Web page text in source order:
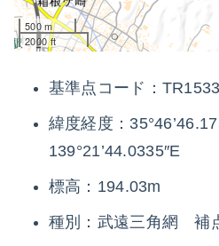
500 m
2000 ft
基準点コード：
緯度経度：
139°21’44.0335″E
標高：194.03m
種別：武遠三角網 補